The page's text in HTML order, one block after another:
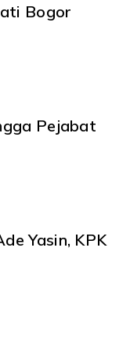
Bogor
Pejabat
Yasin, KPK